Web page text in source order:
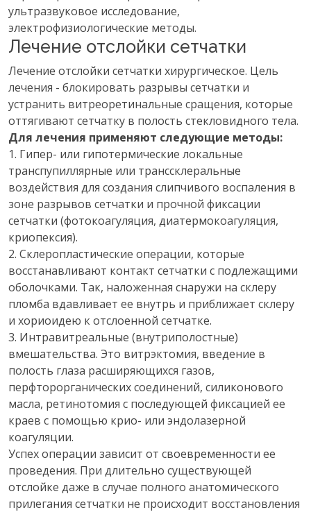
ультразвуковое исследование,
электрофизиологические методы.
Лечение отслойки сетчатки
Лечение отслойки сетчатки хирургическое. Цель
лечения - блокировать разрывы сетчатки и
устранить витреоретинальные сращения, которые
оттягивают сетчатку в полость стекловидного тела.
Для лечения применяют следующие методы:
1. Гипер- или гипотермические локальные
транспупиллярные или транссклеральные
воздействия для создания слипчивого воспаления в
зоне разрывов сетчатки и прочной фиксации
сетчатки (фотокоагуляция, диатермокоагуляция,
криопексия).
2. Склеропластические операции, которые
восстанавливают контакт сетчатки с подлежащими
оболочками. Так, наложенная снаружи на склеру
пломба вдавливает ее внутрь и приближает склеру
и хориоидею к отслоенной сетчатке.
3. Интравитреальные (внутриполостные)
вмешательства. Это витрэктомия, введение в
полость глаза расширяющихся газов,
перфторорганических соединений, силиконового
масла, ретинотомия с последующей фиксацией ее
краев с помощью крио- или эндолазерной
коагуляции.
Успех операции зависит от своевременности ее
проведения. При длительно существующей
отслойке даже в случае полного анатомического
прилегания сетчатки не происходит восстановления